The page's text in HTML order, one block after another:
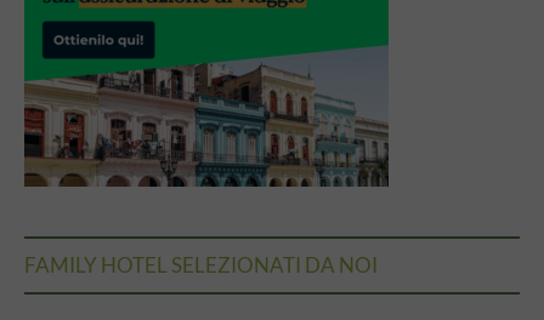
FAMILY HOTEL SELEZIONATI DA NOI